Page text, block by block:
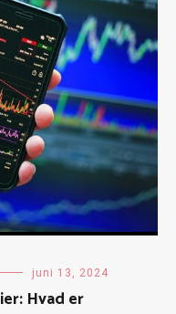
juni 13, 2024
Hvad er